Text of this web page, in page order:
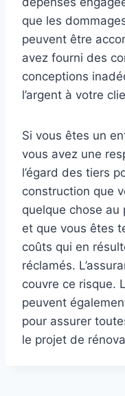
que les
peuvent être
avez fourni des
conceptions
l’argent à votre
Si vous êtes un
vous avez une
l’égard des tiers
construction que
quelque chose
et que vous êtes
coûts qui en
réclamés.
couvre ce risque.
peuvent
pour assurer
le projet de